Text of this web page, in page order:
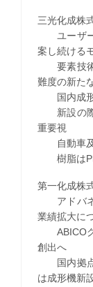
三光化成株
ユーザー
案し続ける
要素技術
難度の新た
国内成形
新設の際
重要視
自動車及
樹脂は
第一化成株
アドバネ
業績拡大に
ABICOグ
創出へ
国内拠点
は成形機新